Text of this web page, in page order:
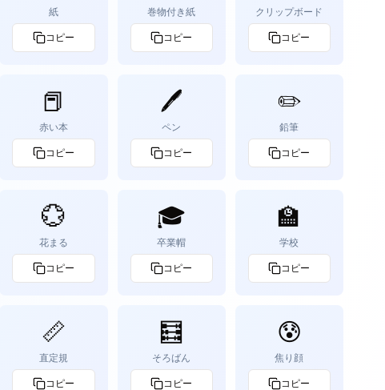
紙
コピー
巻物付き紙
コピー
クリップボード
コピー
📕
赤い本
コピー
🖊️
ペン
コピー
✏️
鉛筆
コピー
💮
花まる
コピー
🎓
卒業帽
コピー
🏫
学校
コピー
📏
直定規
コピー
🧮
そろばん
コピー
😰
焦り顔
コピー